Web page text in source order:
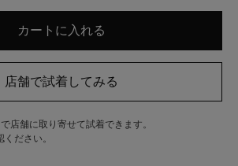
店舗に取り寄せて試着できます。
ください。